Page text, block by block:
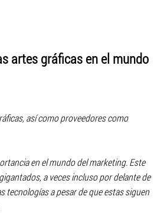
artes gráficas en el mundo
así como proveedores como
en el mundo del marketing. Este
a veces incluso por delante de
tecnologías a pesar de que estas siguen
CATEGORÍAS